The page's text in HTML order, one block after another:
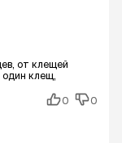
от клещей
клещ,
0
0